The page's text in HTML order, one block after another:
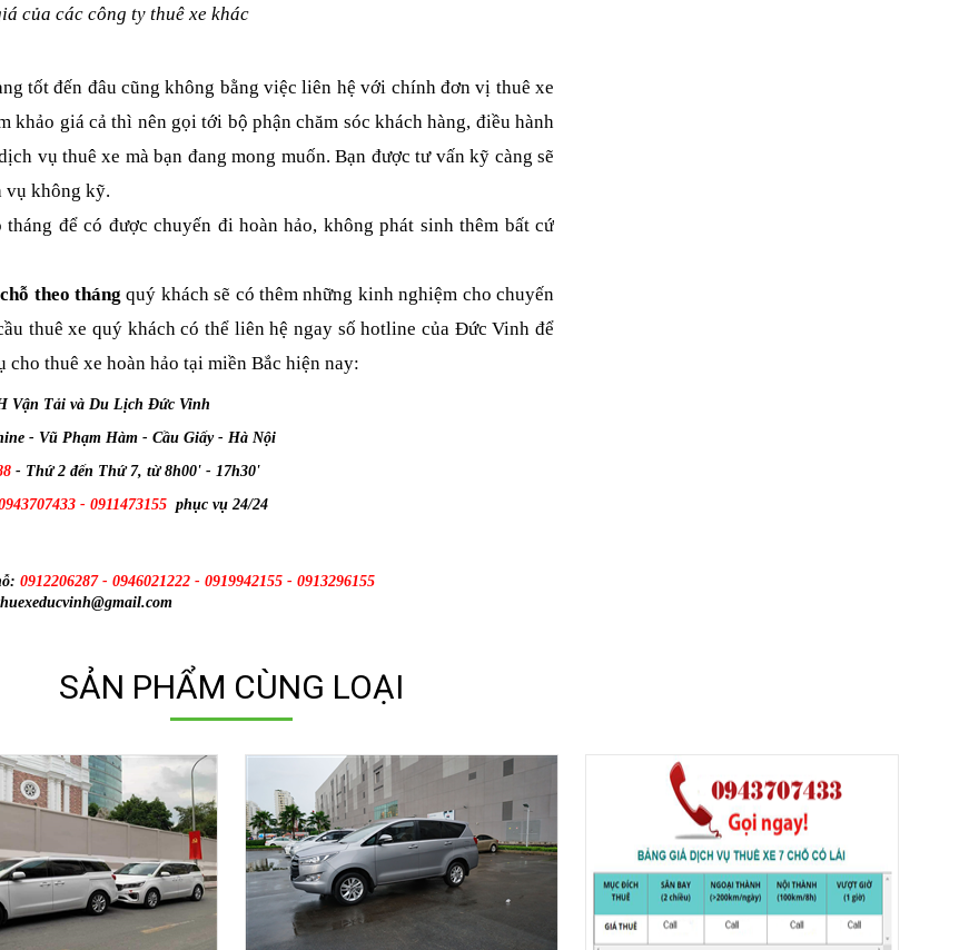
của các công ty thuê xe khác
tốt đến đâu cũng không bằng việc liên hệ với chính đơn vị thuê xe
khảo giá cả thì nên gọi tới bộ phận chăm sóc khách hàng, điều hành
vụ thuê xe mà bạn đang mong muốn. Bạn được tư vấn kỹ càng sẽ
vụ không kỹ.
để có được chuyến đi hoàn hảo, không phát sinh thêm bất cứ
theo tháng quý khách sẽ có thêm những kinh nghiệm cho chuyến
thuê xe quý khách có thể liên hệ ngay số hotline của Đức Vinh để
thuê xe hoàn hảo tại miền Bắc hiện nay:
Vận Tải và Du Lịch Đức Vinh
- Vũ Phạm Hàm - Cầu Giấy - Hà Nội
- Thứ 2 đến Thứ 7, từ 8h00' - 17h30'
- 0911473155phục vụ 24/24
0912206287 - 0946021222 - 0919942155 - 0913296155
SẢN PHẨM CÙNG LOẠI